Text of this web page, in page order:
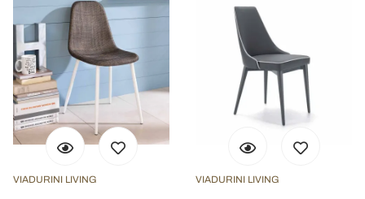
VIADURINI LIVING VIADURINI LIVING